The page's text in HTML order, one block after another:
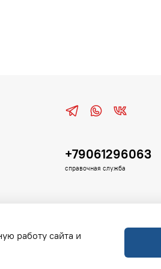
+79061296063
справочная служба
работу сайта и